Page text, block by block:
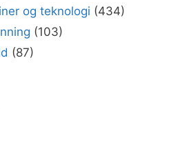
og teknologi (434)
(103)
(87)